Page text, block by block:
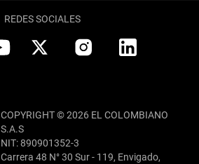
REDES SOCIALES
COPYRIGHT © 2026 EL COLOMBIANO
S.A.S
NIT: 890901352-3
Carrera 48 N° 30 Sur - 119, Envigado,